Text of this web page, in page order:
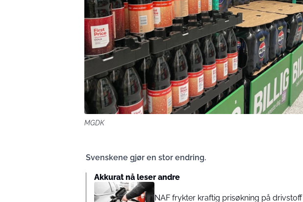
MGDK
Svenskene gjør en stor endring.
Akkurat nå leser andre
NAF frykter kraftig prisøkning på drivstoff